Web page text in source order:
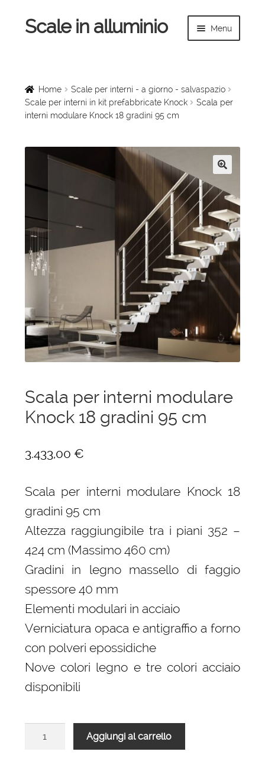
Vai
alla
Vai
al
Scale in alluminio Menu
child
Scale a chiocciola
Scale per interni
Linee vita
Espandi
il
menu
child
Scale in legno
il
menu
child
Rampe di carico
Sollevatori
Espandi
il
menu
child
Ponteggi
Scale in alluminio
Espandi
menu
child
Parapetti Ringhiere Balaustre in acciaio e
alluminio
Espandi
menu
Cerniere freni per porte
Articoli per la casa
Home
Scale per interni - a giorno - salvaspazio
Scale per interni in kit prefabbricate Knock
Scala per
interni modulare Knock 18 gradini 95 cm
Scala per interni modulare
Knock 18 gradini 95 cm
3.433,00 €
Scala per interni modulare Knock 18
gradini 95 cm
Altezza raggiungibile tra i piani 352 –
424 cm (Massimo 460 cm)
Gradini in legno massello di faggio
spessore 40 mm
Elementi modulari in acciaio
Verniciatura opaca e antigraffio a forno
con polveri epossidiche
Nove colori legno e tre colori acciaio
disponibili
Aggiungi al carrello